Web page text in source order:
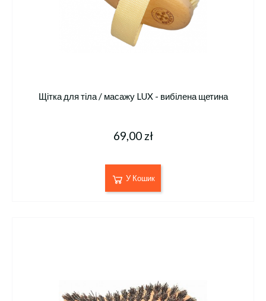
Щітка для тіла / масажу LUX - вибілена щетина
69,00 zł
У Кошик